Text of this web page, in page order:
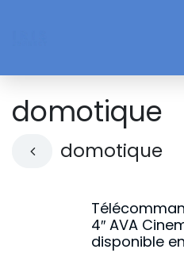
domotique
domotique
4″ AVA
disponible